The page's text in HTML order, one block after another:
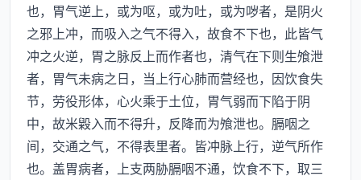
也，胃气逆上，或为呕，或为吐，或为哕者，是阴火
之邪上冲，而吸入之气不得入，故食不下也，此皆气
冲之火逆，胃之脉反上而作者也，清气在下则生飧泄
者，胃气未病之日，当上行心肺而营经也，因饮食失
节，劳役形体，心火乘于土位，胃气弱而下陷于阴
中，故米毇入而不得升，反降而为飧泄也。膈咽之
间，交通之气，不得表里者。皆冲脉上行，逆气所作
也。盖胃病者，上支两胁膈咽不通，饮食不下，取三